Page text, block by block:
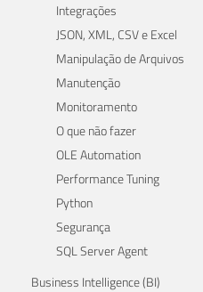
Integrações
JSON, XML, CSV e Excel
Manipulação de Arquivos
Manutenção
Monitoramento
O que não fazer
OLE Automation
Performance Tuning
Python
Segurança
SQL Server Agent
Business Intelligence (BI)